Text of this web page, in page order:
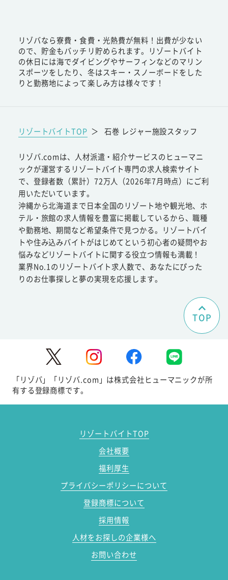
リゾバなら寮費・食費・光熱費が無料！出費が少ない
ので、貯金もバッチリ貯められます。リゾートバイト
の休日には海でダイビングやサーフィンなどのマリン
スポーツをしたり、冬はスキー・スノーボードをした
りと勤務地によって楽しみ方は様々です！
リゾートバイトTOP ＞ 石巻 レジャー施設スタッフ
リゾバ.comは、人材派遣・紹介サービスのヒューマニ
ックが運営するリゾートバイト専門の求人検索サイト
で、登録者数（累計）72万人（2026年7月時点）にご利
用いただいています。
沖縄から北海道まで日本全国のリゾート地や観光地、ホ
テル・旅館の求人情報を豊富に掲載しているから、職種
や勤務地、期間など希望条件で見つかる。リゾートバイ
トや住み込みバイトがはじめてという初心者の疑問やお
悩みなどリゾートバイトに関する役立つ情報も満載！
業界No.1のリゾートバイト求人数で、あなたにぴった
りのお仕事探しと夢の実現を応援します。
TOP
「リゾバ」「リゾバ.com」は株式会社ヒューマニックが所
有する登録商標です。
リゾートバイトTOP
会社概要
福利厚生
プライバシーポリシーについて
登録商標について
採用情報
人材をお探しの企業様へ
お問い合わせ